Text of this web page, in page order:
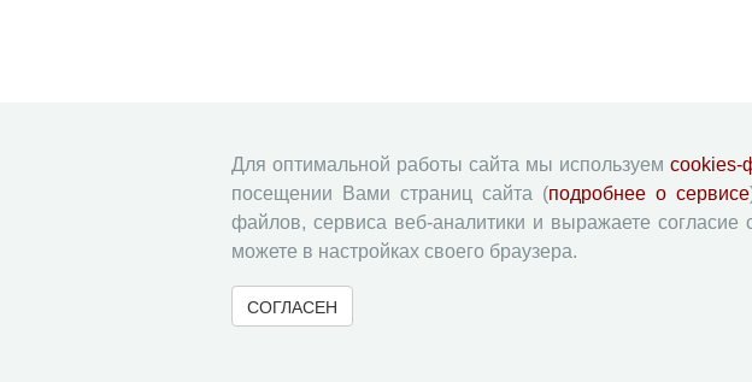
Для оптимальной работы сайта мы используем cookies-
посещении Вами страниц сайта (подробнее о сервисе
файлов, сервиса веб-аналитики и выражаете согласие
можете в настройках своего браузера.
СОГЛАСЕН